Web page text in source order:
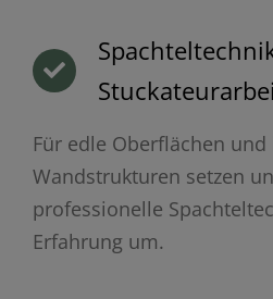
Für edle Oberflächen
Wandstrukturen setzen
professionelle
Erfahrung um.